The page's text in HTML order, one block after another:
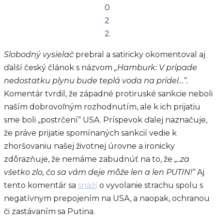
0
2
2.
Slobodný vysielač prebral a satiricky okomentoval aj
ďalší český článok s názvom „Hamburk: V prípade
nedostatku plynu bude teplá voda na prídel…“.
Komentár tvrdil, že západné protiruské sankcie neboli
naším dobrovoľným rozhodnutím, ale k ich prijatiu
sme boli „postrčení“ USA. Príspevok ďalej naznačuje,
že práve prijatie spomínaných sankcií vedie k
zhoršovaniu našej životnej úrovne a ironicky
zdôrazňuje, že nemáme zabudnúť na to, že „..za
všetko zlo, čo sa vám deje môže len a len PUTIN!“Aj
tento komentár sa snaží o vyvolanie strachu spolu s
negatívnym prepojením na USA, a naopak, ochranou
či zastávaním sa Putina.